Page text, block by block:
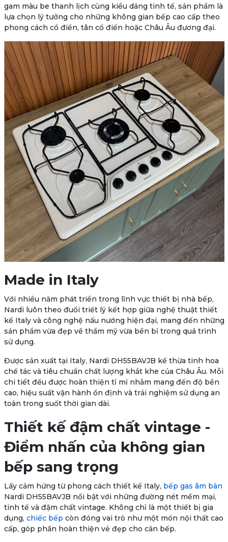
gam màu be thanh lịch cùng kiểu dáng tinh tế, sản phẩm là
lựa chọn lý tưởng cho những không gian bếp cao cấp theo
phong cách cổ điển, tân cổ điển hoặc Châu Âu đương đại.
Made in Italy
Với nhiều năm phát triển trong lĩnh vực thiết bị nhà bếp,
Nardi luôn theo đuổi triết lý kết hợp giữa nghệ thuật thiết
kế Italy và công nghệ nấu nướng hiện đại, mang đến những
sản phẩm vừa đẹp về thẩm mỹ vừa bền bỉ trong quá trình
sử dụng.
Được sản xuất tại Italy, Nardi DH55BAVJB kế thừa tinh hoa
chế tác và tiêu chuẩn chất lượng khắt khe của Châu Âu. Mỗi
chi tiết đều được hoàn thiện tỉ mỉ nhằm mang đến độ bền
cao, hiệu suất vận hành ổn định và trải nghiệm sử dụng an
toàn trong suốt thời gian dài.
Thiết kế đậm chất vintage -
Điểm nhấn của không gian
bếp sang trọng
Lấy cảm hứng từ phong cách thiết kế Italy, bếp gas âm bàn
Nardi DH55BAVJB nổi bật với những đường nét mềm mại,
tinh tế và đậm chất vintage. Không chỉ là một thiết bị gia
dụng, chiếc bếp còn đóng vai trò như một món nội thất cao
cấp, góp phần hoàn thiện vẻ đẹp cho căn bếp.